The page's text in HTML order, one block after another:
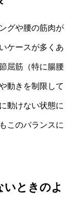
グや腰の筋肉が
ケースが多くあ
屈筋（特に腸腰
動きを制限して
動けない状態に
このバランスに
いときのよ